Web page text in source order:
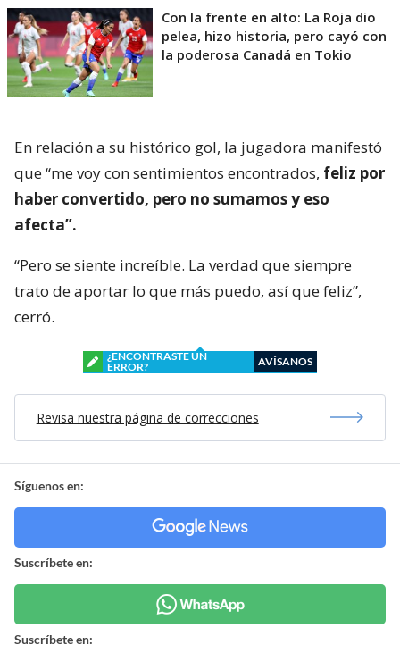
Con la frente en alto: La Roja dio
pelea, hizo historia, pero cayó con
la poderosa Canadá en Tokio
En relación a su histórico gol, la jugadora manifestó
que “me voy con sentimientos encontrados, feliz por
haber convertido, pero no sumamos y eso
afecta”.
“Pero se siente increíble. La verdad que siempre
trato de aportar lo que más puedo, así que feliz”,
cerró.
¿ENCONTRASTE UN
ERROR?
AVÍSANOS
Revisa nuestra página de correcciones
Síguenos en:
Suscríbete en:
Suscríbete en: